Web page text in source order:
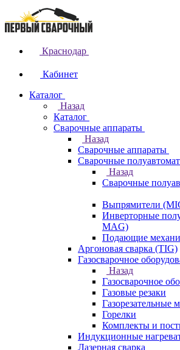
Краснодар
Кабинет
Каталог
Назад
Каталог
Сварочные аппараты
Назад
Сварочные аппараты
Сварочные
Назад
Сварочные
Выпрямители
Инверторные
MAG)
Подающие
Аргоновая сварка (TIG)
Газосварочное
Назад
Газосварочное
Газовые резаки
Газорезательные
Горелки
Комплекты и
Индукционные
Лазерная сварка